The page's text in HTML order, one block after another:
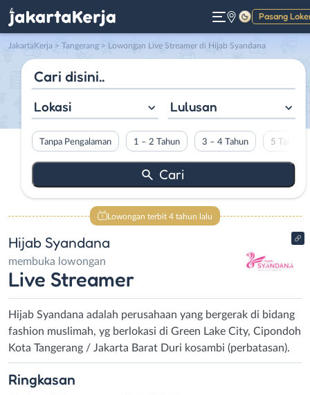
Pasang
Gelap
JakartaKerja > Tangerang > Lowongan Live Streamer di Hijab Syandana
Lokasi Lulusan
Tanpa Pengalaman 1 – 2 Tahun 3 – 4 Tahun 5 Tahun
Lowongan terbit 4 tahun lalu
Hijab Syandana
membuka lowongan
Live Streamer
Hijab Syandana adalah perusahaan yang bergerak di bidang
fashion muslimah, yg berlokasi di Green Lake City, Cipondoh
Kota Tangerang / Jakarta Barat Duri kosambi (perbatasan).
Ringkasan